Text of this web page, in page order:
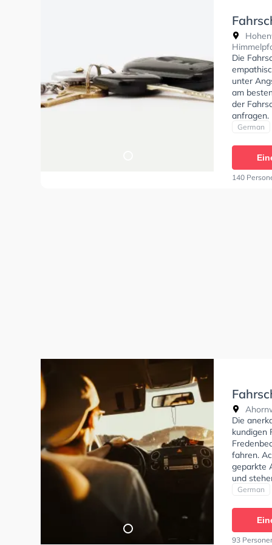
Die
unter
am
der
anfragen.
German
140
Die
kundigen
fahren.
geparkte
und
deine
C, Klasse
German
93